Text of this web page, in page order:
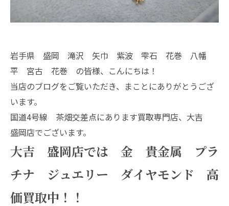
岩手県 盛岡 滝沢 矢巾 紫波 雫石 花巻 八幡
平 宮古 花巻 の皆様、こんにちは！
当店のブログをご覧いただき、まことにありがとうござ
います。
国道4号線 茶畑交差点にあります買取専門店、大吉
盛岡店でございます。
大吉 盛岡店では 金 貴金属 プラ
チナ ジュエリー ダイヤモンド 高
価買取中！！